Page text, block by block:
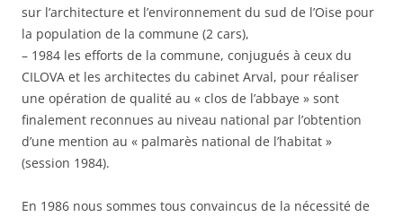
sur l’architecture et l’environnement du sud de l’Oise pour
la population de la commune (2 cars),
– 1984 les efforts de la commune, conjugués à ceux du
CILOVA et les architectes du cabinet Arval, pour réaliser
une opération de qualité au « clos de l’abbaye » sont
finalement reconnues au niveau national par l’obtention
d’une mention au « palmarès national de l’habitat »
(session 1984).
En 1986 nous sommes tous convaincus de la nécessité de